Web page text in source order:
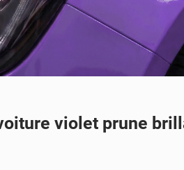
violet prune